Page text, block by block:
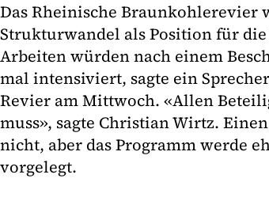
Das Rheinische Braunkohlerevier
Strukturwandel als Position für
Arbeiten würden nach einem
mal intensiviert, sagte ein
Revier am Mittwoch. «Allen
muss», sagte Christian Wirtz.
nicht, aber das Programm werde
vorgelegt.